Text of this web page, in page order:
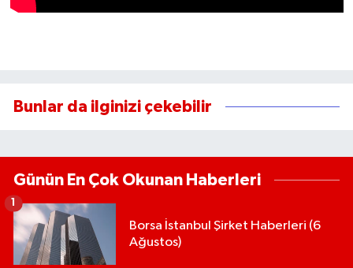
Bunlar da ilginizi çekebilir
Günün En Çok Okunan Haberleri
Borsa İstanbul Şirket Haberleri (6
Ağustos)